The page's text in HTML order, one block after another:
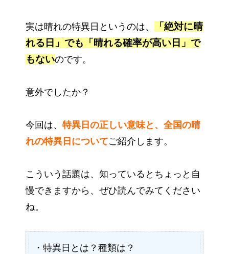
実は晴れの特異日というのは、
「絶対に晴
れる日」でも「晴れる確率が高い日」で
もないのです。
意外でしたか？
今回は、 特異日の正しい意味と、全国の晴
れの特異日についてご紹介します。
こういう話題は、知っているとちょっと自
慢できますから、ぜひ読んでみてください
ね。
・特異日とは？種類は？